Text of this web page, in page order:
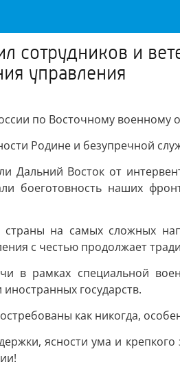
и
управления
по Восточному военному
Родине и безупречной
Дальний Восток от
боеготовность наших
на самых сложных
с честью продолжает
в рамках специальной
государств.
как никогда,
ясности ума и